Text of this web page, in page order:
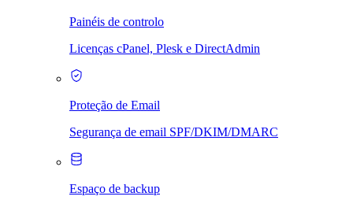
Painéis de controlo
Licenças cPanel, Plesk e DirectAdmin
Proteção de Email
Segurança de email SPF/DKIM/DMARC
Espaço de backup